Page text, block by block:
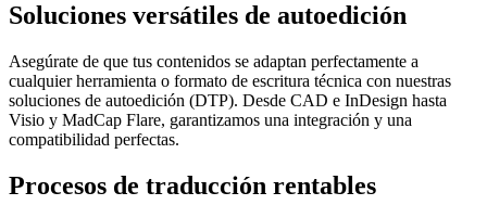
Soluciones versátiles de autoedición
Asegúrate de que tus contenidos se adaptan perfectamente a
cualquier herramienta o formato de escritura técnica con nuestras
soluciones de autoedición (DTP). Desde CAD e InDesign hasta
Visio y MadCap Flare, garantizamos una integración y una
compatibilidad perfectas.
Procesos de traducción rentables